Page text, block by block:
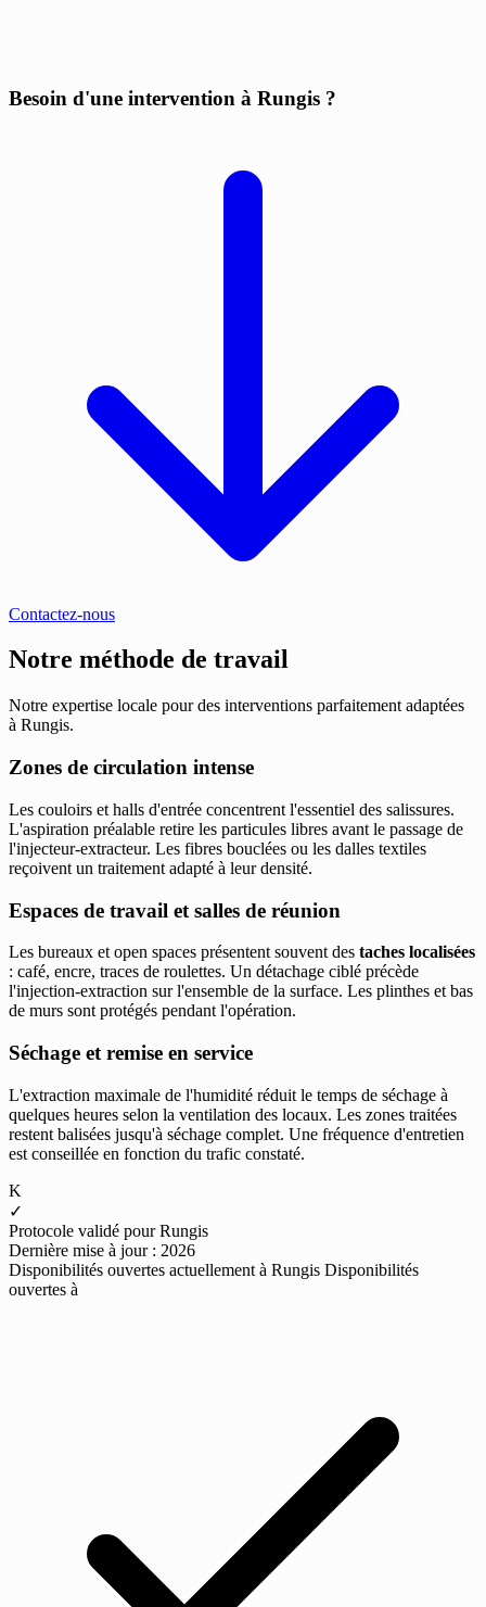
Besoin d'une intervention à Rungis ?
Contactez-nous
Notre méthode de travail
Notre expertise locale pour des interventions parfaitement adaptées
à Rungis.
Zones de circulation intense
Les couloirs et halls d'entrée concentrent l'essentiel des salissures.
L'aspiration préalable retire les particules libres avant le passage de
l'injecteur-extracteur. Les fibres bouclées ou les dalles textiles
reçoivent un traitement adapté à leur densité.
Espaces de travail et salles de réunion
Les bureaux et open spaces présentent souvent des taches localisées
: café, encre, traces de roulettes. Un détachage ciblé précède
l'injection-extraction sur l'ensemble de la surface. Les plinthes et bas
de murs sont protégés pendant l'opération.
Séchage et remise en service
L'extraction maximale de l'humidité réduit le temps de séchage à
quelques heures selon la ventilation des locaux. Les zones traitées
restent balisées jusqu'à séchage complet. Une fréquence d'entretien
est conseillée en fonction du trafic constaté.
K
✓
Protocole validé pour Rungis
Dernière mise à jour : 2026
Disponibilités ouvertes actuellement à Rungis Disponibilités
ouvertes à